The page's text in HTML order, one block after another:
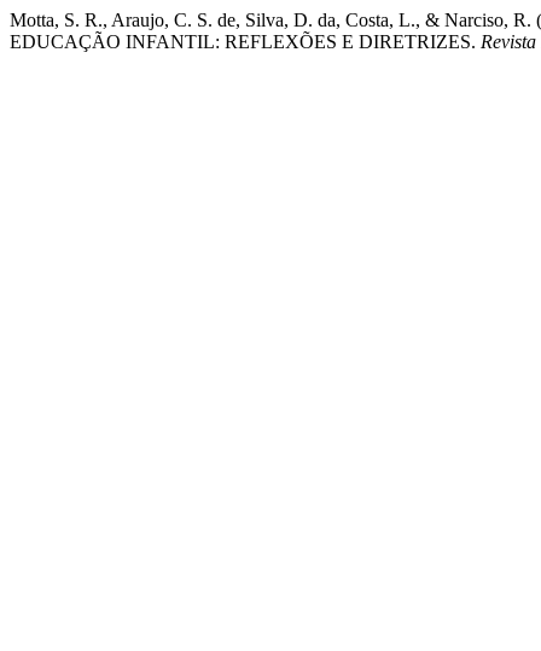
Motta, S. R., Araujo, C. S. de, Silva, D. da, Costa, L., & Narciso,
EDUCAÇÃO INFANTIL: REFLEXÕES E DIRETRIZES.